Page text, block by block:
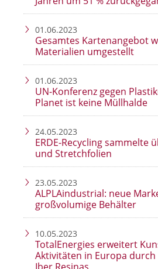
01.06.2023
Gesamtes Kartenangebot
Materialien umgestellt
01.06.2023
UN-Konferenz gegen
Planet ist keine Müllhalde
24.05.2023
ERDE-Recycling sammelte
und Stretchfolien
23.05.2023
ALPLAindustrial: neue
großvolumige Behälter
10.05.2023
TotalEnergies erweitert
Aktivitäten in Europa